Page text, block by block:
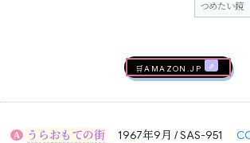
つめたい鏡
🛒AMAZON.jp
A うらおもての街 1967年9月 / SAS-951